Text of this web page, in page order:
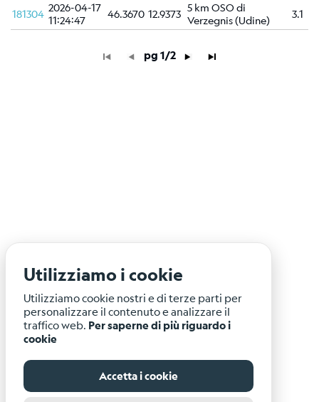
181304 2026-04-17
11:24:47
46.3670 12.9373 5 km OSO di
Verzegnis (Udine)
3.1
pg 1/2
Utilizziamo i cookie
Utilizziamo cookie nostri e di terze parti per
personalizzare il contenuto e analizzare il
traffico web. Per saperne di più riguardo i
cookie
Accetta i cookie